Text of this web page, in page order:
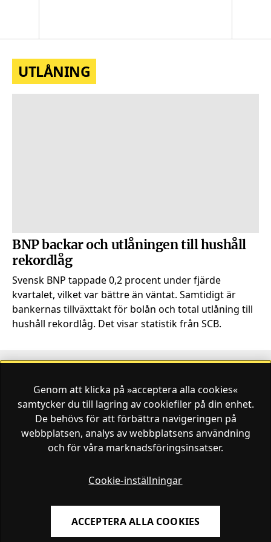
UTLÅNING
BNP backar och utlåningen till hushåll
rekordlåg
Svensk BNP tappade 0,2 procent under fjärde
kvartalet, vilket var bättre än väntat. Samtidigt är
bankernas tillväxttakt för bolån och total utlåning till
hushåll rekordlåg. Det visar statistik från SCB.
Finansliv ägs av Finansliv Sverige AB, 556784-8741.
Finansliv producerades av Tidningen Journalisten AB
Genom att klicka på »acceptera alla cookies«
samtycker du till lagring av cookiefiler på din enhet.
De behövs för att förbättra navigeringen på
webbplatsen, analys av webbplatsens användning
och för våra marknadsföringsinsatser.
Cookie-inställningar
ACCEPTERA ALLA COOKIES